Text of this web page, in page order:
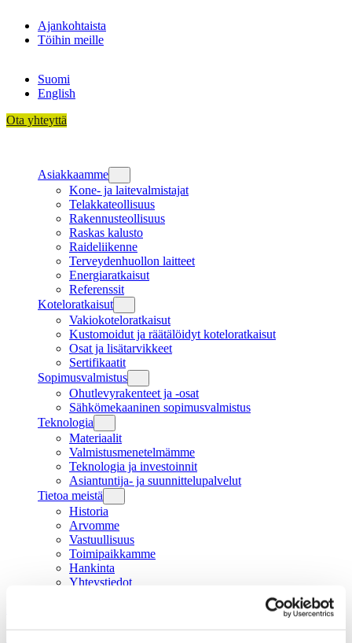
sisältöönAjankohtaista
Töihin meille
Suomi
English
Ota yhteyttä
Asiakkaamme
Kone- ja laitevalmistajat
Telakkateollisuus
Rakennusteollisuus
Raskas kalusto
Raideliikenne
Terveydenhuollon laitteet
Energiaratkaisut
Referenssit
Koteloratkaisut
Vakiokoteloratkaisut
Kustomoidut ja räätälöidyt koteloratkaisut
Osat ja lisätarvikkeet
Sertifikaatit
Sopimusvalmistus
Ohutlevyrakenteet ja -osat
Sähkömekaaninen sopimusvalmistus
Teknologia
Materiaalit
Valmistusmenetelmämme
Teknologia ja investoinnit
Asiantuntija- ja suunnittelupalvelut
Tietoa meistä
Historia
Arvomme
Vastuullisuus
Toimipaikkamme
Hankinta
Yhteystiedot
Asennuslevyt